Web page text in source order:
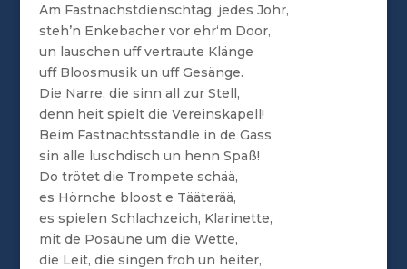
Am Fastnachstdienschtag, jedes Johr,
steh’n Enkebacher vor ehr‘m Door,
un lauschen uff vertraute Klänge
uff Bloosmusik un uff Gesänge.
Die Narre, die sinn all zur Stell,
denn heit spielt die Vereinskapell!
Beim Fastnachtsständle in de Gass
sin alle luschdisch un henn Spaß!
Do trötet die Trompete schää,
es Hörnche bloost e Tääterää,
es spielen Schlachzeich, Klarinette,
mit de Posaune um die Wette,
die Leit, die singen froh un heiter,